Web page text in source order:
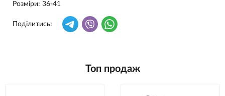
Розміри: 36-41
Поділитись:
Топ продаж